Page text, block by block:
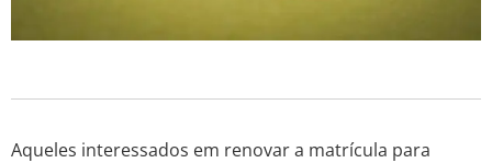
Aqueles interessados em renovar a matrícula para